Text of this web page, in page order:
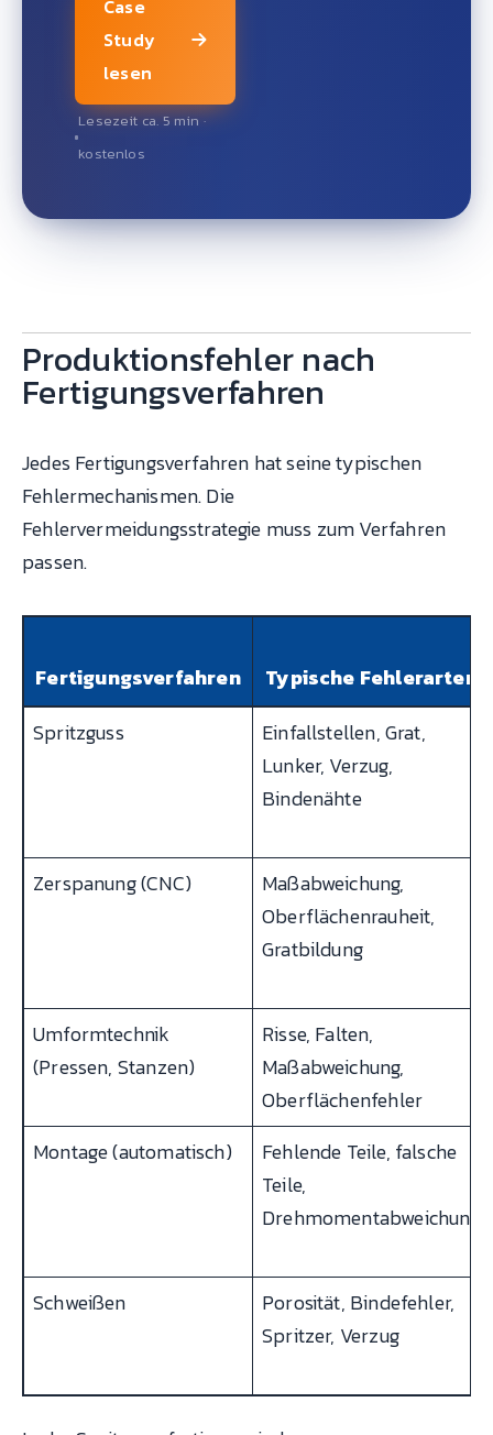
Case
Study
lesen
Lesezeit ca. 5 min ·
kostenlos
Produktionsfehler nach
Fertigungsverfahren
Jedes Fertigungsverfahren hat seine typischen
Fehlermechanismen. Die
Fehlervermeidungsstrategie muss zum Verfahren
passen.
Fertigungsverfahren
Typische Fehlerarten
Spritzguss
Einfallstellen, Grat,
Lunker, Verzug,
Bindenähte
Zerspanung (CNC)
Maßabweichung,
Oberflächenrauheit,
Gratbildung
Umformtechnik
(Pressen, Stanzen)
Risse, Falten,
Maßabweichung,
Oberflächenfehler
Montage (automatisch)
Fehlende Teile, falsche
Teile,
Drehmomentabweichung
Schweißen
Porosität, Bindefehler,
Spritzer, Verzug